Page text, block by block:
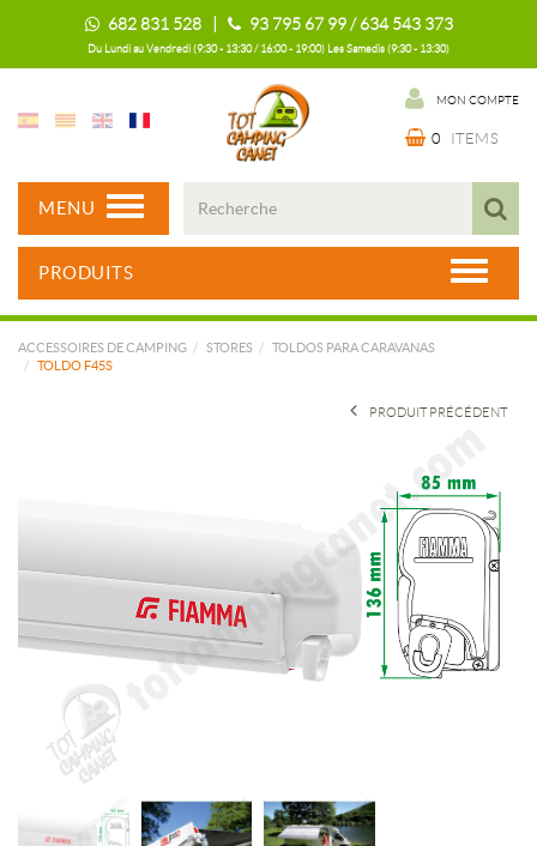
682 831 528 | 93 795 67 99 / 634 543 373
Du Lundi au Vendredi (9:30 - 13:30 / 16:00 - 19:00) Les Samedis (9:30 - 13:30)
MON COMPTE
0 ITEMS
MENU
PRODUITS
ACCESSOIRES DE CAMPING STORES
TOLDOS PARA CARAVANAS
TOLDO F45S
PRODUIT PRÉCÉDENT